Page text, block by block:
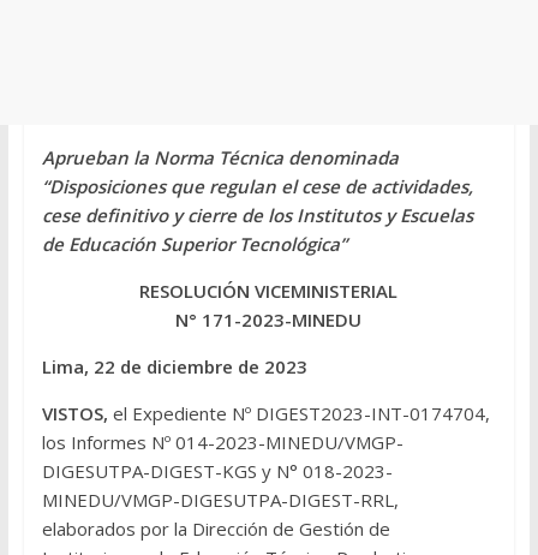
Aprueban la Norma Técnica denominada
“Disposiciones que regulan el cese de actividades,
cese definitivo y cierre de los Institutos y Escuelas
de Educación Superior Tecnológica”
RESOLUCIÓN VICEMINISTERIAL
N° 171-2023-MINEDU
Lima, 22 de diciembre de 2023
VISTOS, el Expediente Nº DIGEST2023-INT-0174704,
los Informes Nº 014-2023-MINEDU/VMGP-
DIGESUTPA-DIGEST-KGS y N° 018-2023-
MINEDU/VMGP-DIGESUTPA-DIGEST-RRL,
elaborados por la Dirección de Gestión de